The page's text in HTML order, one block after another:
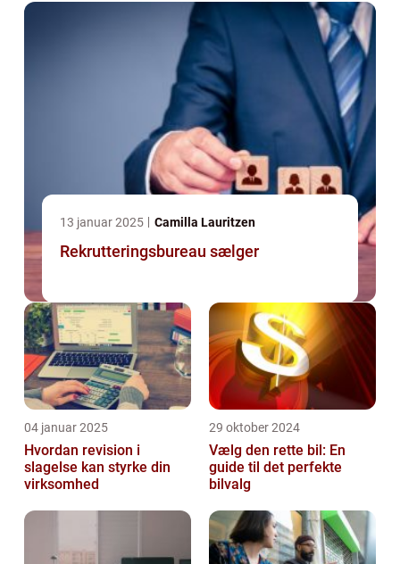
13 januar 2025 Camilla Lauritzen
Rekrutteringsbureau sælger
04 januar 2025
Hvordan revision i
slagelse kan styrke din
virksomhed
29 oktober 2024
Vælg den rette bil: En
guide til det perfekte
bilvalg